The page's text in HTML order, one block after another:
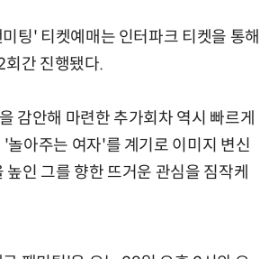
팅' 티켓예매는 인터파크 티켓을 통해
간 진행됐다.
감안해 마련한 추가회차 역시 빠르게
놀아주는 여자'를 계기로 이미지 변신
높인 그를 향한 뜨거운 관심을 짐작케